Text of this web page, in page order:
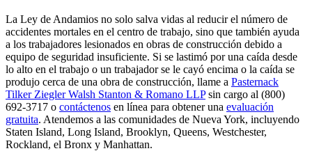
La Ley de Andamios no solo salva vidas al reducir el número de
accidentes mortales en el centro de trabajo, sino que también ayuda
a los trabajadores lesionados en obras de construcción debido a
equipo de seguridad insuficiente. Si se lastimó por una caída desde
lo alto en el trabajo o un trabajador se le cayó encima o la caída se
produjo cerca de una obra de construcción, llame a Pasternack
Tilker Ziegler Walsh Stanton & Romano LLPsin cargo al (800)
692-3717 o contáctenos en línea para obtener una evaluación
gratuita. Atendemos a las comunidades de Nueva York, incluyendo
Staten Island, Long Island, Brooklyn, Queens, Westchester,
Rockland, el Bronx y Manhattan.